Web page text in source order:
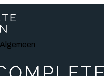
Algemeen